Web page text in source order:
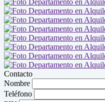
Contacto
Nombre
Teléfono